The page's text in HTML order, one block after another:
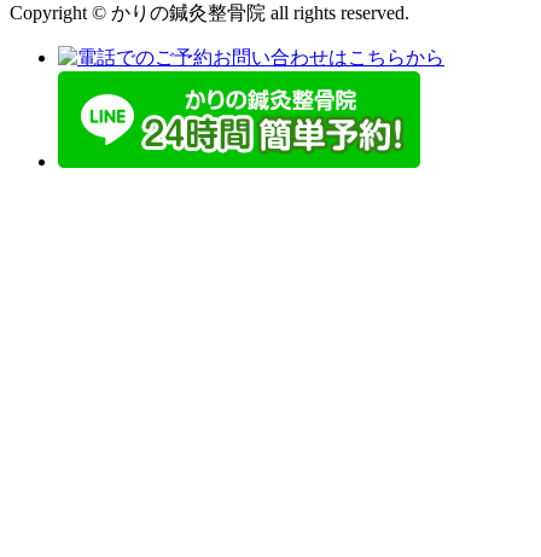
Copyright © かりの鍼灸整骨院 all rights reserved.